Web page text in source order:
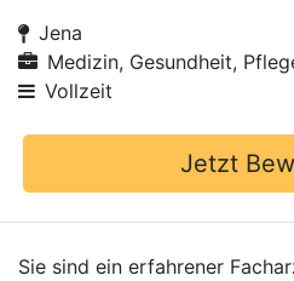
Jena
Medizin, Gesundheit,
Vollzeit
Jetzt
Sie sind ein erfahrener